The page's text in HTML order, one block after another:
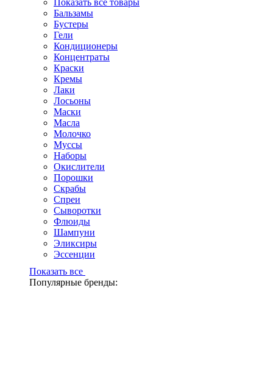
Показать все товары
Бальзамы
Бустеры
Гели
Кондиционеры
Концентраты
Краски
Кремы
Лаки
Лосьоны
Маски
Масла
Молочко
Муссы
Наборы
Окислители
Порошки
Скрабы
Спреи
Сыворотки
Флюиды
Шампуни
Эликсиры
Эссенции
Показать все
Популярные бренды: